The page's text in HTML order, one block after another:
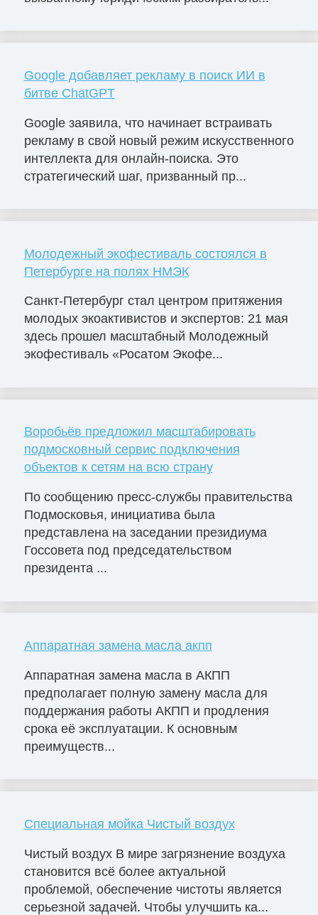
Google добавляет рекламу в поиск ИИ в
битве ChatGPT
Google заявила, что начинает встраивать
рекламу в свой новый режим искусственного
интеллекта для онлайн-поиска. Это
стратегический шаг, призванный пр...
Молодежный экофестиваль состоялся в
Петербурге на полях НМЭК
Санкт-Петербург стал центром притяжения
молодых экоактивистов и экспертов: 21 мая
здесь прошел масштабный Молодежный
экофестиваль «Росатом Экофе...
Воробьёв предложил масштабировать
подмосковный сервис подключения
объектов к сетям на всю страну
По сообщению пресс-службы правительства
Подмосковья, инициатива была
представлена на заседании президиума
Госсовета под председательством
президента ...
Аппаратная замена масла акпп
Аппаратная замена масла в АКПП
предполагает полную замену масла для
поддержания работы АКПП и продления
срока её эксплуатации. К основным
преимуществ...
Специальная мойка Чистый воздух
Чистый воздух В мире загрязнение воздуха
становится всё более актуальной
проблемой, обеспечение чистоты является
серьезной задачей. Чтобы улучшить ка...